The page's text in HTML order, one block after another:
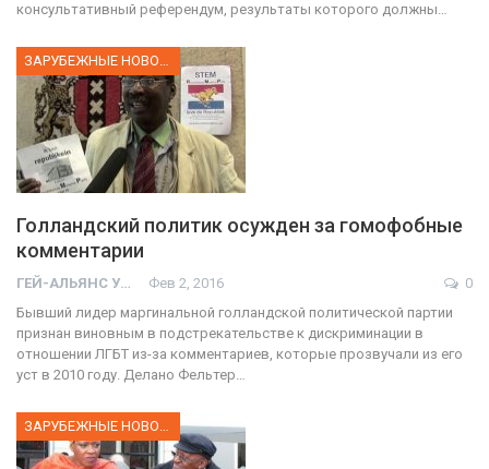
консультативный референдум, результаты которого должны…
ЗАРУБЕЖНЫЕ НОВОСТИ
Голландский политик осужден за гомофобные
комментарии
ГЕЙ-АЛЬЯНС УКРАИНА Фев 2, 2016
0
Бывший лидер маргинальной голландской политической партии
признан виновным в подстрекательстве к дискриминации в
отношении ЛГБТ из-за комментариев, которые прозвучали из его
уст в 2010 году. Делано Фельтер…
ЗАРУБЕЖНЫЕ НОВОСТИ